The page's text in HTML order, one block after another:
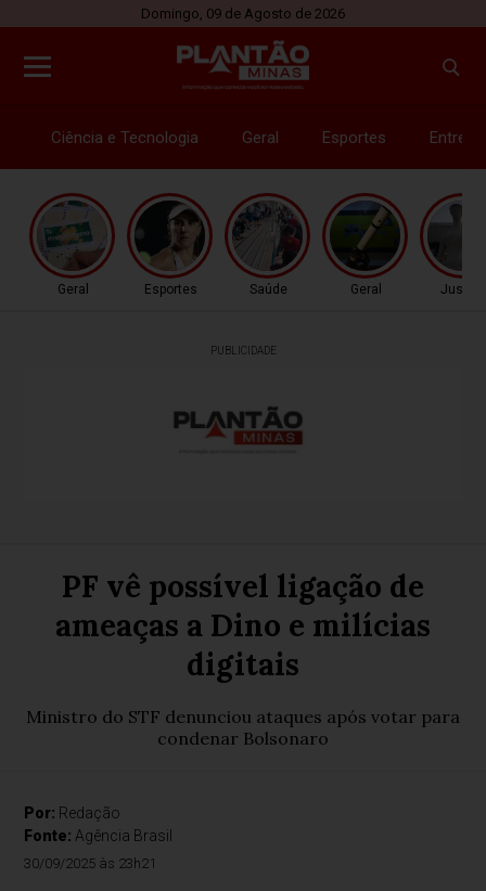
Domingo, 09 de Agosto de 2026
Ciência e Tecnologia Geral Esportes
Geral Esportes Saúde Geral Justiça
PUBLICIDADE
PF vê possível ligação de
ameaças a Dino e milícias
digitais
Ministro do STF denunciou ataques após votar para
condenar Bolsonaro
Por: Redação
Fonte: Agência Brasil
30/09/2025 às 23h21